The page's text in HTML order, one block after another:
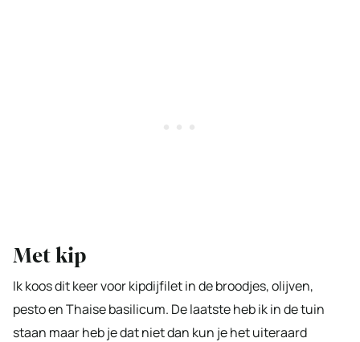
Met kip
Ik koos dit keer voor kipdijfilet in de broodjes, olijven,
pesto en Thaise basilicum. De laatste heb ik in de tuin
staan maar heb je dat niet dan kun je het uiteraard